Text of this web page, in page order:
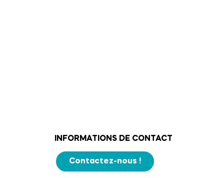
INFORMATIONS DE CONTACT
Contactez-nous !